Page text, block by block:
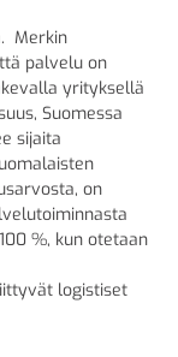
Merkin
palvelu on
yrityksellä
Suomessa
sijaita
on
%, kun otetaan
logistiset